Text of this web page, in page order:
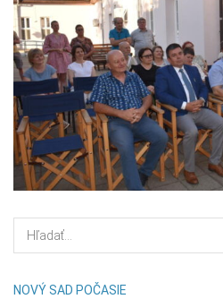
NOVÝ SAD POČASIE